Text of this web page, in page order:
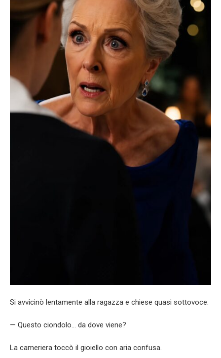
Si avvicinò lentamente alla ragazza e chiese quasi sottovoce:
— Questo ciondolo… da dove viene?
La cameriera toccò il gioiello con aria confusa.